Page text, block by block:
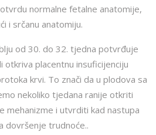
normalne fetalne anatomije,
i srčanu anatomiju.
od 30. do 32. tjedna potvrđuje
otkriva placentnu insuficijenciju
krvi. To znači da u plodova sa
nekoliko tjedana ranije otkriti
mehanizme i utvrditi kad nastupa
dovršenje trudnoće..